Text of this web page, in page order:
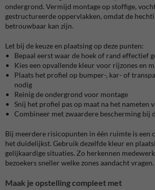
ondergrond. Vermijd montage op stoffige,
gestructureerde oppervlakken, omdat de
betrouwbaar kan zijn.
Let bij de keuze en plaatsing op deze punten:
Bepaal eerst waar de hoek of rand effectief
Kies een opvallende kleur voor rijzones en
Plaats het profiel op bumper-, kar- of
nodig
Reinig de ondergrond voor montage
Snij het profiel pas op maat na het nameten
Combineer met zwaardere bescherming bij
Bij meerdere risicopunten in één ruimte is een
het duidelijkst. Gebruik dezelfde kleur en
gelijkaardige situaties. Zo herkennen
bezoekers sneller welke zones aandacht vragen.
Maak je opstelling compleet met